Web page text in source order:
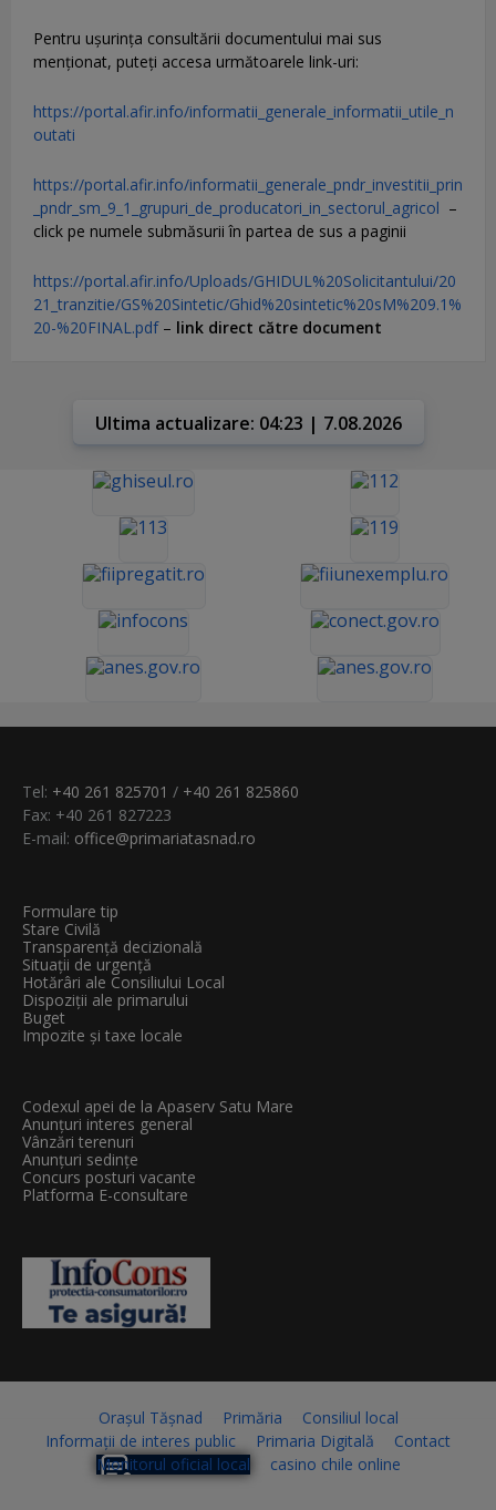
Pentru uşurinţa consultării documentului mai sus
menţionat, puteţi accesa următoarele link-uri:
https://portal.afir.info/informatii_generale_informatii_utile_n
outati
https://portal.afir.info/informatii_generale_pndr_investitii_prin
_pndr_sm_9_1_grupuri_de_producatori_in_sectorul_agricol –
click pe numele submăsurii în partea de sus a paginii
https://portal.afir.info/Uploads/GHIDUL%20Solicitantului/20
21_tranzitie/GS%20Sintetic/Ghid%20sintetic%20sM%209.1%
20-%20FINAL.pdf– link direct către document
Ultima actualizare: 04:23 | 7.08.2026
Tel: +40 261 825701 / +40 261 825860
Fax: +40 261 827223
E-mail: office@primariatasnad.ro
Formulare tip
Stare Civilă
Transparenţă decizională
Situații de urgență
Hotărâri ale Consiliului Local
Dispoziții ale primarului
Buget
Impozite și taxe locale
Codexul apei de la Apaserv Satu Mare
Anunțuri interes general
Vânzări terenuri
Anunțuri sedințe
Concurs posturi vacante
Platforma E-consultare
Orașul Tășnad Primăria
Consiliul local
Informații de interes public
Primaria Digitală
Contact
Monitorul oficial local
casino chile online